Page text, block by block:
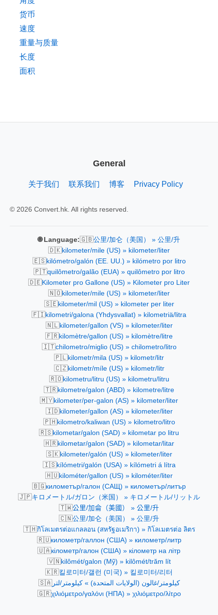
货币
速度
重量与质量
长度
面积
General
关于我们 联系我们 博客 Privacy Policy
© 2026 Convert.hk. All rights reserved.
🌐 Language:🇬🇧公里/加仑（美国） » 公里/升
🇩🇰kilometer/mile (US) » kilometer/liter
🇪🇸kilómetro/galón (EE. UU.) » kilómetro por litro
🇵🇹quilômetro/galão (EUA) » quilômetro por litro
🇩🇪Kilometer pro Gallone (US) » Kilometer pro Liter
🇳🇴kilometer/mile (US) » kilometer/liter
🇸🇪kilometer/mil (US) » kilometer per liter
🇫🇮kilometri/galona (Yhdysvallat) » kilometriä/litra
🇳🇱kilometer/gallon (VS) » kilometer/liter
🇫🇷kilomètre/gallon (US) » kilomètre/litre
🇮🇹chilometro/miglio (US) » chilometro/litro
🇵🇱kilometr/mila (US) » kilometr/litr
🇨🇿kilometr/míle (US) » kilometr/litr
🇷🇴kilometru/litru (US) » kilometru/litru
🇹🇷kilometre/galon (ABD) » kilometre/litre
🇲🇾kilometer/per-galon (AS) » kilometer/liter
🇮🇩kilometer/gallon (AS) » kilometer/liter
🇵🇭kilometro/kaliwan (US) » kilometro/litro
🇷🇸kilometar/galon (SAD) » kilometar po litru
🇭🇷kilometar/galon (SAD) » kilometar/litar
🇸🇰kilometer/galón (US) » kilometer/liter
🇮🇸kílómetri/galón (USA) » kílómetri á lítra
🇭🇺kilométer/gallon (US) » kilométer/liter
🇧🇬километър/галон (САЩ) » километър/литър
🇯🇵キロメートル/ガロン（米国） » キロメートル/リットル
🇹🇼公里/加侖（美國） » 公里/升
🇨🇳公里/加仑（美国） » 公里/升
🇹🇭กิโลเมตรต่อแกลลอน (สหรัฐอเมริกา) » กิโลเมตรต่อ ลิตร
🇷🇺километр/галлон (США) » километр/литр
🇺🇦кілометр/галон (США) » кілометр на літр
🇻🇳kilômét/galon (Mỹ) » kilômét/trăm lít
🇰🇷킬로미터/갤런 (미국) » 킬로미터/리터
🇸🇦كيلومتر/غالون (الولايات المتحدة) » كيلومتر/لتر
🇬🇷χιλιόμετρο/γαλόνι (ΗΠΑ) » χιλιόμετρο/λίτρο